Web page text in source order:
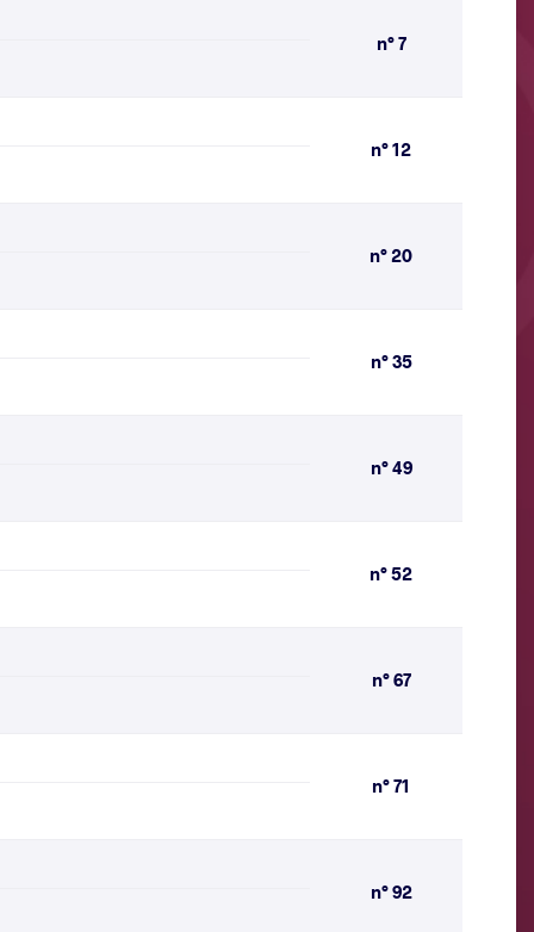
n° 7
n° 12
n° 20
n° 35
n° 49
n° 52
n° 67
n° 71
n° 92